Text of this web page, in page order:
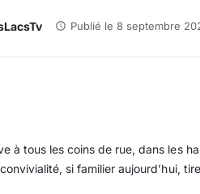
Publié le 8 septembre
à tous les coins de rue, dans les
si familier aujourd’hui,